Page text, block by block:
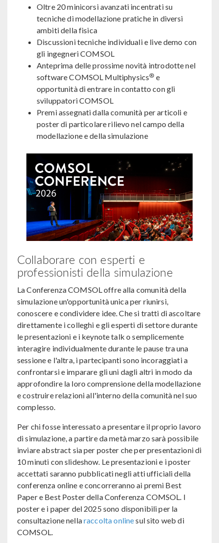
Oltre 20 minicorsi avanzati incentrati su
tecniche di modellazione pratiche in diversi
ambiti della fisica
Discussioni tecniche individuali e live demo con
gli ingegneri COMSOL
Anteprima delle prossime novità introdotte nel
software COMSOL Multiphysics® e
opportunità di entrare in contatto con gli
sviluppatori COMSOL
Premi assegnati dalla comunità per articoli e
poster di particolare rilievo nel campo della
modellazione e della simulazione
Collaborare con esperti e
professionisti della simulazione
La Conferenza COMSOL offre alla comunità della
simulazione un'opportunità unica per riunirsi,
conoscere e condividere idee. Che si tratti di ascoltare
direttamente i colleghi e gli esperti di settore durante
le presentazioni e i keynote talk o semplicemente
interagire individualmente durante le pause tra una
sessione e l'altra, i partecipanti sono incoraggiati a
confrontarsi e imparare gli uni dagli altri in modo da
approfondire la loro comprensione della modellazione
e costruire relazioni all'interno della comunità nel suo
complesso.
Per chi fosse interessato a presentare il proprio lavoro
di simulazione, a partire da metà marzo sarà possibile
inviare abstract sia per poster che per presentazioni di
10 minuti con slideshow. Le presentazioni e i poster
accettati saranno pubblicati negli atti ufficiali della
conferenza online e concorreranno ai premi Best
Paper e Best Poster della Conferenza COMSOL. I
poster e i paper del 2025 sono disponibili per la
consultazione nellaraccolta onlinesul sito web di
COMSOL.